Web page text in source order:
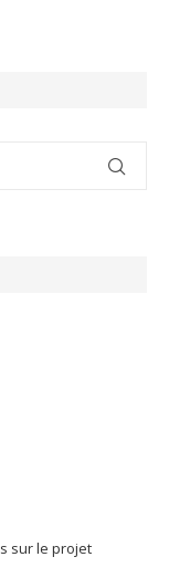
sur le projet